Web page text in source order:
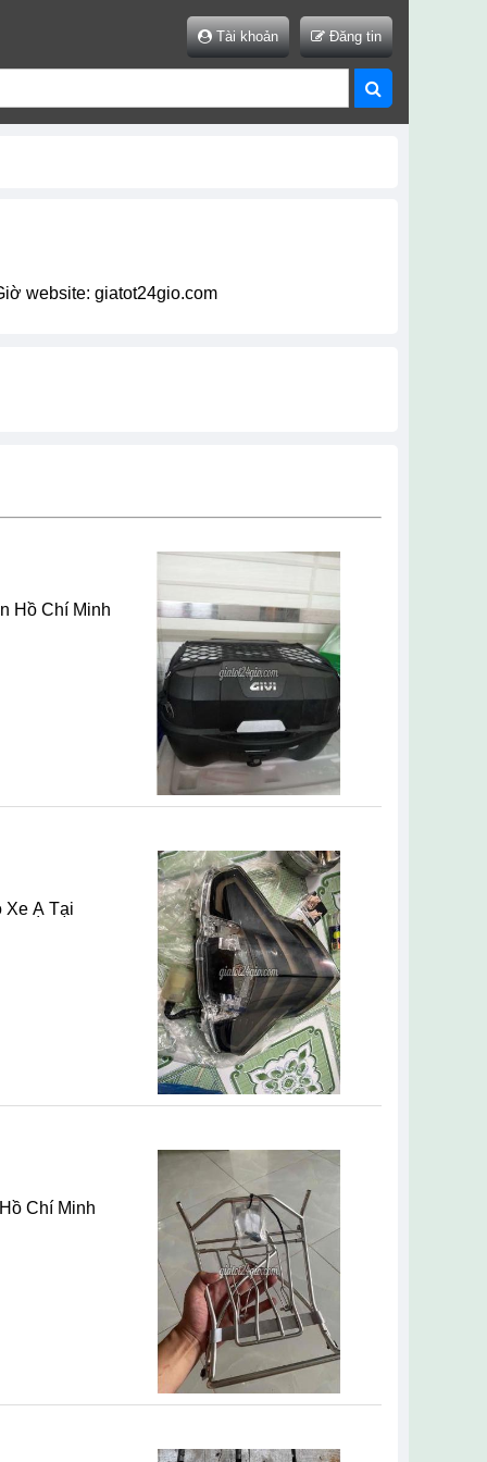
Tài khoản Đăng tin
website: giatot24gio.com
Hồ Chí Minh
Chí Minh